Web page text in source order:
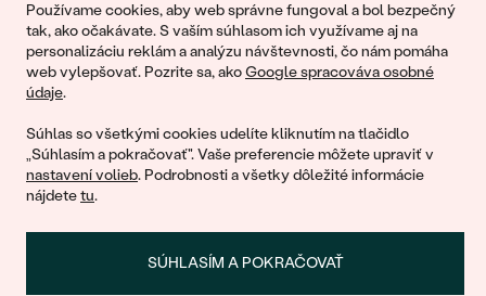
Používame cookies, aby web správne fungoval a bol bezpečný
tak, ako očakávate. S vaším súhlasom ich využívame aj na
personalizáciu reklám a analýzu návštevnosti, čo nám pomáha
web vylepšovať. Pozrite sa, akoGoogle spracováva osobné
údaje.
Súhlas so všetkými cookies udelíte kliknutím na tlačidlo
„Súhlasím a pokračovať". Vaše preferencie môžete upraviť v
nastavení volieb. Podrobnosti a všetky dôležité informácie
nájdetetu.
SÚHLASÍM A POKRAČOVAŤ
© 2011 - 2026, Eppi.sk